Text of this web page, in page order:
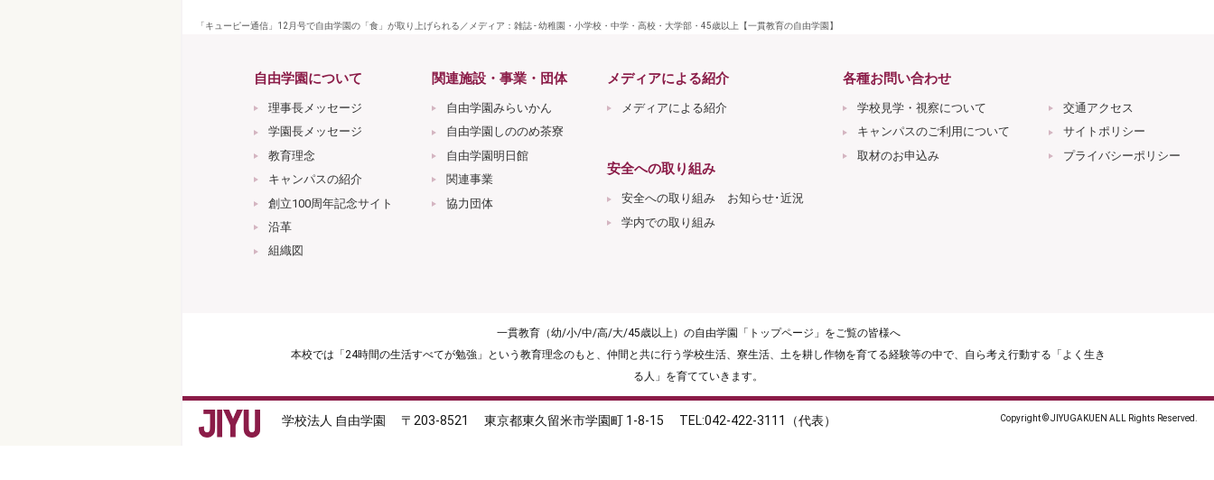
「キューピー通信」12月号で自由学園の「食」が取り上げられる／メディア：雑誌 - 幼稚園・小学校・中学・高校・大学部・45歳以上【一貫教育の自由学園】
自由学園について
理事長メッセージ
学園長メッセージ
教育理念
キャンパスの紹介
創立100周年記念サイト
沿革
組織図
関連施設・事業・団体
自由学園みらいかん
自由学園しののめ茶寮
自由学園明日館
関連事業
協力団体
メディアによる紹介
メディアによる紹介
安全への取り組み
安全への取り組み お知らせ･近況
学内での取り組み
各種お問い合わせ
学校見学・視察について
キャンパスのご利用について
取材のお申込み
交通アクセス
サイトポリシー
プライバシーポリシー
一貫教育（幼/小/中/高/大/45歳以上）の自由学園「トップページ」をご覧の皆様へ
本校では「24時間の生活すべてが勉強」という教育理念のもと、仲間と共に行う学校生活、寮生活、土を耕し作物を育てる経験等の中で、自ら考え行動する「よく生き
る人」を育てていきます。
学校法人 自由学園 〒203-8521 東京都東久留米市学園町 1-8-15 TEL:042-422-3111（代表） Copyright © JIYUGAKUEN ALL Rights Reserved.